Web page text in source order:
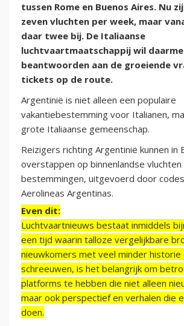
tussen Rome en Buenos Aires. Nu
zeven vluchten per week, maar
daar twee bij. De Italiaanse
luchtvaartmaatschappij wil
beantwoorden aan de groeiende
tickets op de route.
Argentinië is niet alleen een populaire
vakantiebestemming voor Italianen,
grote Italiaanse gemeenschap.
Reizigers richting Argentinië kunnen in
overstappen op binnenlandse vluchten
bestemmingen, uitgevoerd door
Aerolineas Argentinas.
Even dit:
Luchtvaartnieuws bestaat inmiddels
een tijd waarin talloze vergelijkbare
nieuwkomers met veel minder historie
schreeuwen, is het belangrijk om
platforms te hebben die niet alleen
maar ook perspectief en verhalen die
doen.